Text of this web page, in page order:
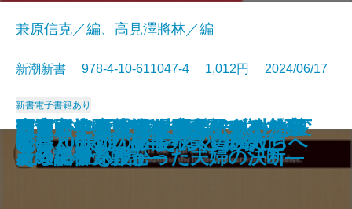
データ・ボール―アナリストは野
球をどう変えたのか―
脱炭素化は地球を救うか
オスの本懐
慶應高校野球部―「まかせる力」
が人を育てる―
歪んだ幸せを求める人たち―ケー
キの切れない非行少年たち3―
人生で大損しない文章術
義父母の介護
東京いい店はやる店―バブル前夜
からコロナ後まで―
不倫の心理学
国家の総力
兼原信克／編、高見澤將林／編
新潮新書 978-4-10-611047-4 1,012円 2024/06/17
新書電子書籍あり
間違い学―「ゼロリスク」と「レ
ジリエンス」―
知っている人は得をしている 宝
石の価値
とにかく可視化―仕事と会社を変
えるノウハウ―
メディアはなぜ左傾化するのか―
産経記者受難記―
苦しくて切ないすべての人たちへ
ルポ 海外「臓器売買」の闇
最適脳―6つの脳内物質で人生を変
える―
俺は100歳まで生きると決めた
ドキュメント 奇跡の子―トリソ
ミーの子を授かった夫婦の決断―
教養としてのイギリス貴族入門